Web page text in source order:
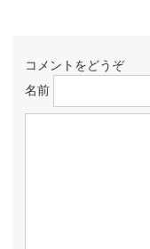
コメントをどうぞ
名前